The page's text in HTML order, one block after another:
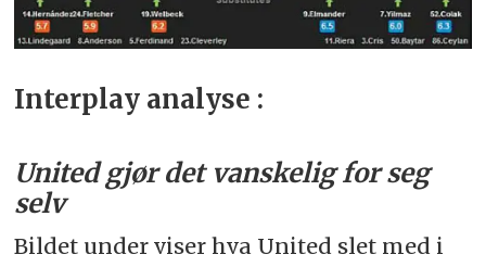
Interplay analyse :
United gjør det vanskelig for seg
selv
Bildet under viser hva United slet med i